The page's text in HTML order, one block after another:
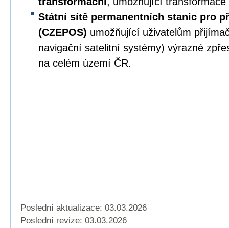
Státní sítě permanentních stanic pro
(CZEPOS) umožňující uživatelům
navigační satelitní systémy) výrazné
na celém území ČR.
Poslední aktualizace: 03.03.2026
Poslední revize: 03.03.2026